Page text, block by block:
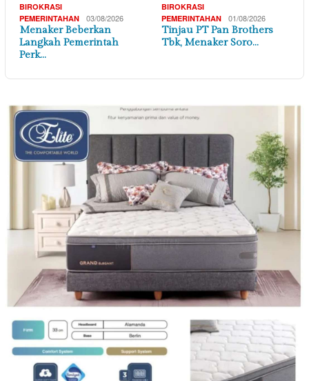
BIROKRASI
PEMERINTAHAN
03/08/2026
Menaker Beberkan
Langkah Pemerintah
Perk…
BIROKRASI
PEMERINTAHAN
01/08/2026
Tinjau PT Pan Brothers
Tbk, Menaker Soro…